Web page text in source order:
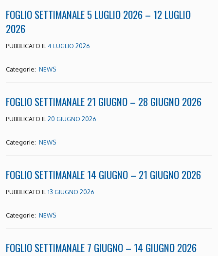
FOGLIO SETTIMANALE 5 LUGLIO 2026 – 12 LUGLIO
2026
PUBBLICATO IL 4 LUGLIO 2026
Categorie: NEWS
FOGLIO SETTIMANALE 21 GIUGNO – 28 GIUGNO 2026
PUBBLICATO IL 20 GIUGNO 2026
Categorie: NEWS
FOGLIO SETTIMANALE 14 GIUGNO – 21 GIUGNO 2026
PUBBLICATO IL 13 GIUGNO 2026
Categorie: NEWS
FOGLIO SETTIMANALE 7 GIUGNO – 14 GIUGNO 2026